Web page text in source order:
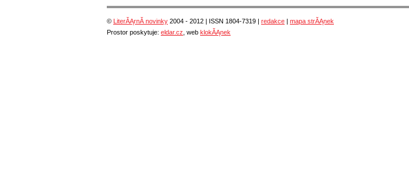
© LiterĂĄrnĂ­ novinky 2004 - 2012 | ISSN 1804-7319 | redakce
mapa strĂĄnek
Prostor poskytuje: eldar.cz , web klokĂĄnek